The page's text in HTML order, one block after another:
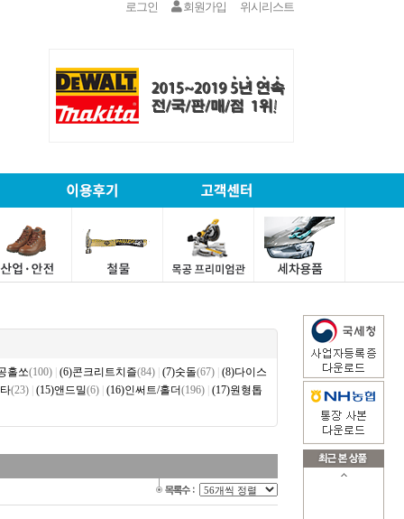
로그인 회원가입 위시리스트
홀쏘(100) (6)콘크리트치즐(84) (7)숫돌(67) (8)다이스
(23) (15)앤드밀(6) (16)인써트/홀더(196) (17)원형톱